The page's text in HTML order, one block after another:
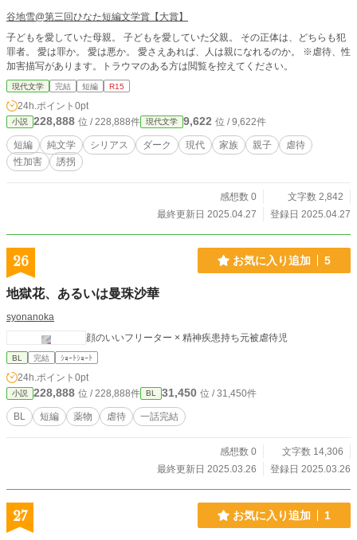
谷地雪@第三回ひなた短編文学賞【大賞】
子どもを愛していた母親。 子どもを愛していた父親。 その正体は、どちらも犯
罪者。 愛は罪か。 愛は悪か。 愛さえあれば、人は親になれるのか。 ※虐待、性
加害描写があります。トラウマのある方は閲覧を控えてください。
現代文学 完結 短編 R15
24h.ポイント 0pt
小説 228,888 位 / 228,888件 現代文学 9,622 位 / 9,622件
短編 純文学 シリアス ダーク 現代 家族 親子
虐待
性加害
誘拐
感想数 0
文字数 2,842
最終更新日 2025.04.27
登録日 2025.04.27
26 お気に入り追加 5
地獄花、あるいは曼珠沙華
syonanoka
顔のいいフリーター × 精神疾患持ち元被虐待児
BL 完結 ｼｮｰﾄｼｮｰﾄ
24h.ポイント 0pt
小説 228,888 位 / 228,888件 BL 31,450 位 / 31,450件
BL 短編 薬物 虐待 一話完結
感想数 0
文字数 14,306
最終更新日 2025.03.26
登録日 2025.03.26
27 お気に入り追加 1